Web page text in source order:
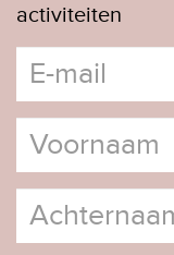
activiteiten